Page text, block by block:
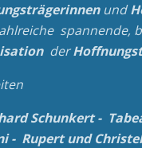
und
spannende,
der
Schunkert-
- Rupert und